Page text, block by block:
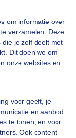
om informatie over
verzamelen. Deze
die je zelf deelt met
Dit doen we om
onze websites en
voor geeft, je
en aanbod
te tonen, en voor
Ook content